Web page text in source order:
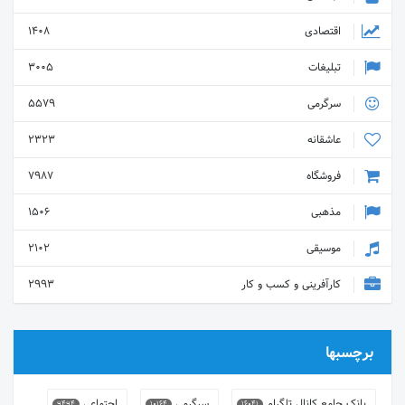
غیرقانونی 🆔 @JavadFarzaneh :
اقتصادی
1408
تبلیغات
3005
سرگرمی
5579
عاشقانه
2323
فروشگاه
7987
مذهبی
1506
موسیقی
2102
کارآفرینی و کسب و کار
2993
برچسبها